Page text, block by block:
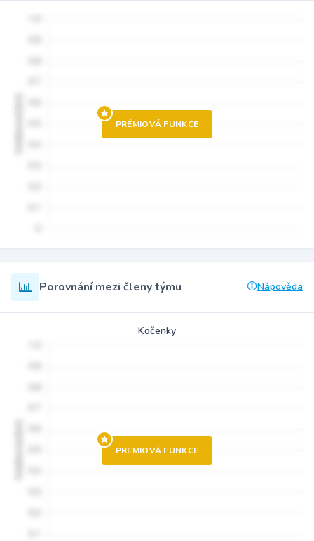
PRÉMIOVÁ FUNKCE
Porovnání mezi členy týmu Nápověda
Kočenky
PRÉMIOVÁ FUNKCE